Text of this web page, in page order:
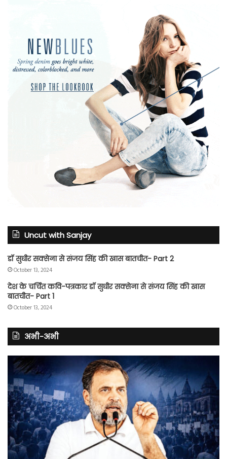
Uncut with Sanjay
डॉ सुधीर सक्सेना से संजय सिंह की खास बातचीत- Part 2
October 13, 2024
देश के चर्चित कवि-पत्रकार डॉ सुधीर सक्सेना से संजय सिंह की खास
बातचीत- Part 1
October 13, 2024
अभी-अभी